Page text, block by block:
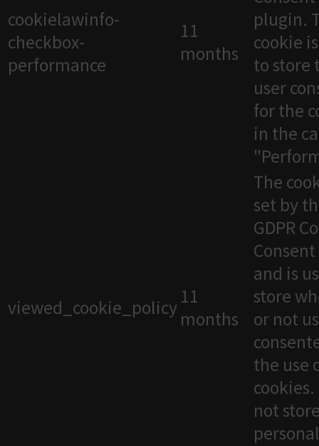
cookielawinfo-
checkbox-
performance
11
months
plugin.
cookie
to store
user
for the
in the
viewed_cookie_policy 11
months
The
set by
GDPR
and is
store
or not
the use
not